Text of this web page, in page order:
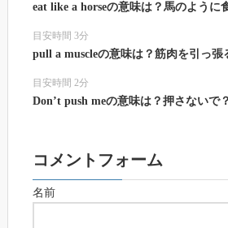
eat like a horseの意味は？馬のように
目安時間 3分
pull a muscleの意味は？筋肉を引っ張
目安時間 2分
Don’t push meの意味は？押さないで？
コメントフォーム
名前